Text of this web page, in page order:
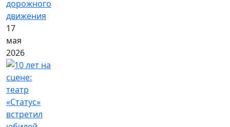
дорожного
движения
17
мая
2026